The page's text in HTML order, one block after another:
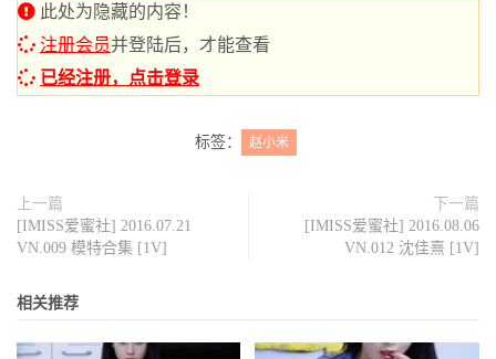
此处为隐藏的内容！
注册会员并登陆后，才能查看
已经注册，点击登录
标签： 赵小米
上一篇
[IMISS爱蜜社] 2016.07.21
VN.009 模特合集 [1V]
下一篇
[IMISS爱蜜社] 2016.08.06
VN.012 沈佳熹 [1V]
相关推荐